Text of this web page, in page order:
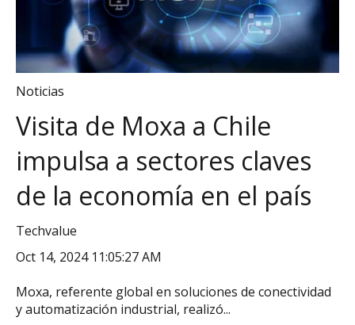
Noticias
Visita de Moxa a Chile
impulsa a sectores claves
de la economía en el país
Techvalue
Oct 14, 2024 11:05:27 AM
Moxa, referente global en soluciones de conectividad
y automatización industrial, realizó...